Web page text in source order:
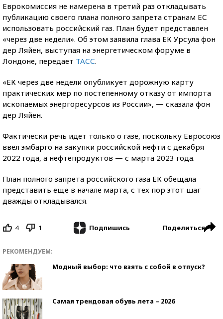
Еврокомиссия не намерена в третий раз откладывать
публикацию своего плана полного запрета странам ЕС
использовать российский газ. План будет представлен
«через две недели». Об этом заявила глава ЕК Урсула фон
дер Ляйен, выступая на энергетическом форуме в
Лондоне, передает ТАСС.
«ЕК через две недели опубликует дорожную карту
практических мер по постепенному отказу от импорта
ископаемых энергоресурсов из России», — сказала фон
дер Ляйен.
Фактически речь идет только о газе, поскольку Евросоюз
ввел эмбарго на закупки российской нефти с декабря
2022 года, а нефтепродуктов — с марта 2023 года.
План полного запрета российского газа ЕК обещала
представить еще в начале марта, с тех пор этот шаг
дважды откладывался.
4 1 Подпишись Поделиться
РЕКОМЕНДУЕМ:
Модный выбор: что взять с собой в отпуск?
Самая трендовая обувь лета – 2026